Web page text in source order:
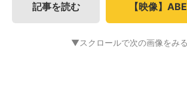
記事を読む 【映像】
▼スクロールで次の画像をみ